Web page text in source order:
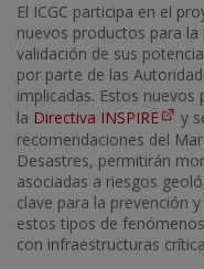
El ICGC participa en el
nuevos productos para
validación de sus
por parte de las
implicadas. Estos
la Directiva INSPIRE
y
recomendaciones del
Desastres, permitirán
asociadas a riesgos
clave para la prevención
estos tipos de
con infraestructuras